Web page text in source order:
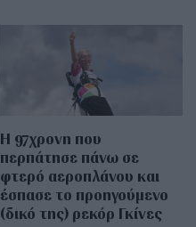
Η 97χρονη που
περπάτησε πάνω σε
φτερό αεροπλάνου και
έσπασε το προηγούμενο
(δικό της) ρεκόρ Γκίνες